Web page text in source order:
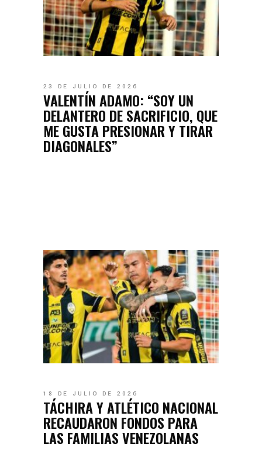
23 DE JULIO DE 2026
VALENTÍN ADAMO: “SOY UN
DELANTERO DE SACRIFICIO, QUE
ME GUSTA PRESIONAR Y TIRAR
DIAGONALES”
18 DE JULIO DE 2026
TÁCHIRA Y ATLÉTICO NACIONAL
RECAUDARON FONDOS PARA
LAS FAMILIAS VENEZOLANAS